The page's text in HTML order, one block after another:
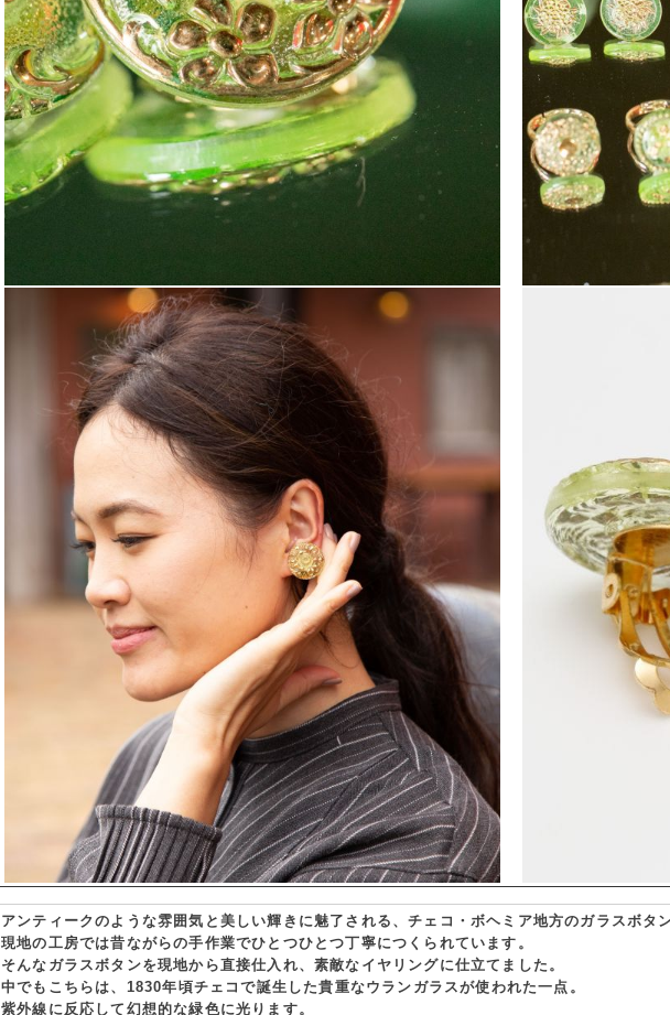
アンティークのような雰囲気と美しい輝きに魅了される、チェコ・ボヘミア地方のガラスボタ
現地の工房では昔ながらの手作業でひとつひとつ丁寧につくられています。
そんなガラスボタンを現地から直接仕入れ、素敵なイヤリングに仕立てました。
中でもこちらは、1830年頃チェコで誕生した貴重なウランガラスが使われた一点。
紫外線に反応して幻想的な緑色に光ります。